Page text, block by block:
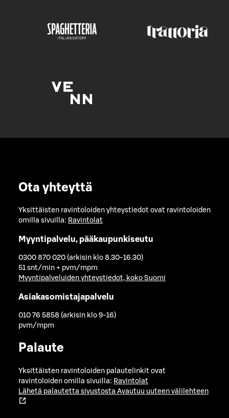
Ota yhteyttä
Yksittäisten ravintoloiden yhteystiedot ovat ravintoloiden
omilla sivuilla: Ravintolat
Myyntipalvelu, pääkaupunkiseutu
0300 870 020 (arkisin klo 8.30-16.30)
51 snt/min + pvm/mpm
Myyntipalveluiden yhteystiedot, koko Suomi
Asiakasomistajapalvelu
010 76 5858 (arkisin klo 9-16)
pvm/mpm
Palaute
Yksittäisten ravintoloiden palautelinkit ovat
ravintoloiden omilla sivuilla: Ravintolat
Lähetä palautetta sivustosta Avautuu uuteen välilehteen